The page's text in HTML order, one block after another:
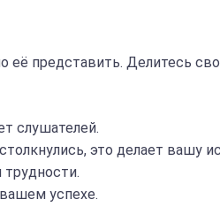
представить. Делитесь
слушателей.
это делает вашу
успехе.